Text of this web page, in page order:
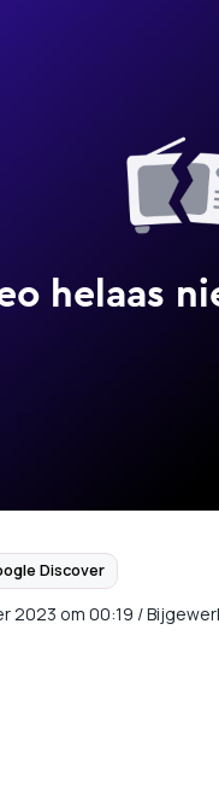
Discover
2023 om 00:19 /